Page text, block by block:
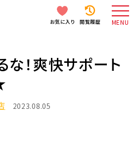
お気に入り 閲覧履歴 MENU
！爽快サポート
2023.08.05